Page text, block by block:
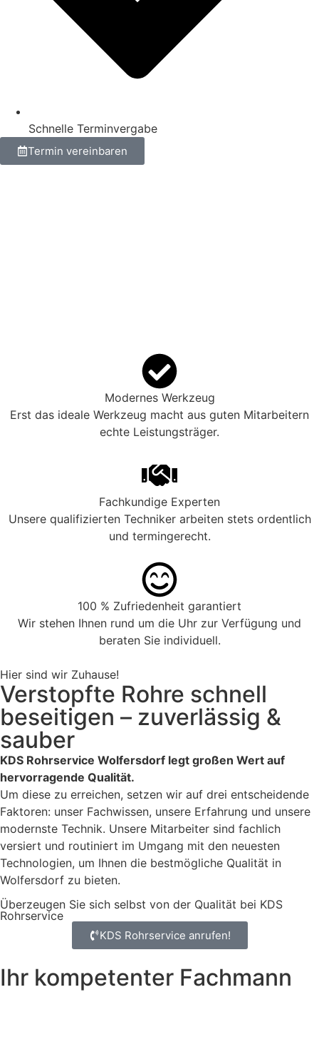
Schnelle Terminvergabe
Termin vereinbaren
Modernes Werkzeug
Erst das ideale Werkzeug macht aus guten Mitarbeitern
echte Leistungsträger.
Fachkundige Experten
Unsere qualifizierten Techniker arbeiten stets ordentlich
und termingerecht.
100 % Zufriedenheit garantiert
Wir stehen Ihnen rund um die Uhr zur Verfügung und
beraten Sie individuell.
Hier sind wir Zuhause!
Verstopfte Rohre schnell
beseitigen – zuverlässig &
sauber
KDS Rohrservice Wolfersdorf legt großen Wert auf
hervorragende Qualität.
Um diese zu erreichen, setzen wir auf drei entscheidende
Faktoren: unser Fachwissen, unsere Erfahrung und unsere
modernste Technik. Unsere Mitarbeiter sind fachlich
versiert und routiniert im Umgang mit den neuesten
Technologien, um Ihnen die bestmögliche Qualität in
Wolfersdorf zu bieten.
Überzeugen Sie sich selbst von der Qualität bei KDS
Rohrservice
KDS Rohrservice anrufen!
Ihr kompetenter Fachmann